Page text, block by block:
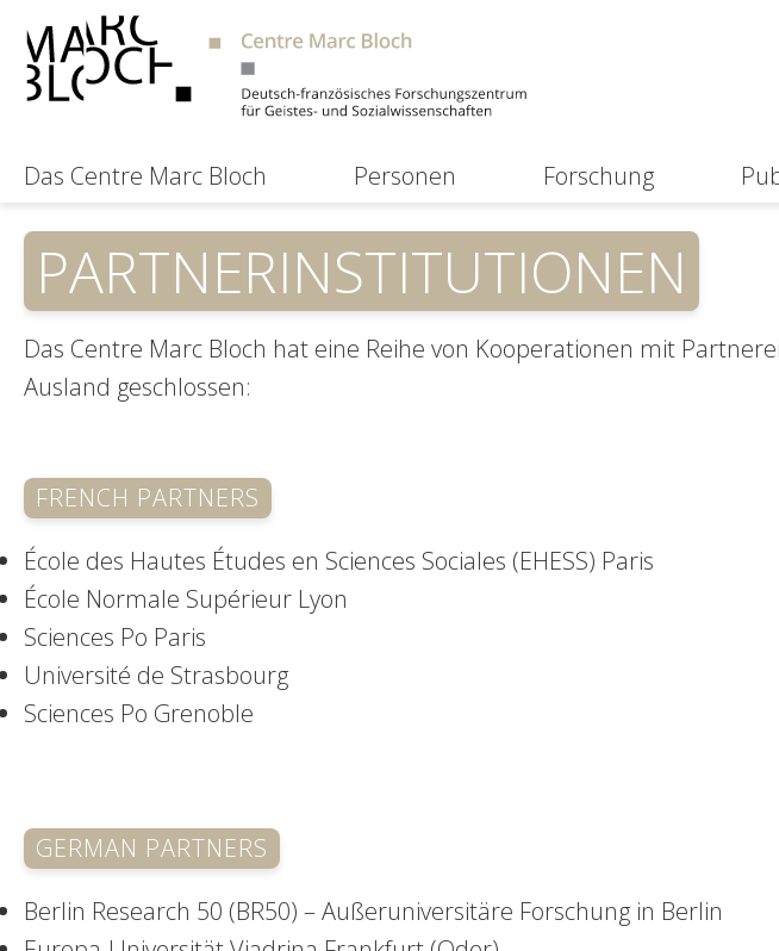
Das Centre Marc Bloch Personen Forschung
PARTNERINSTITUTIONEN
Das Centre Marc Bloch hat eine Reihe von Kooperationen mit
Ausland geschlossen:
FRENCH PARTNERS
École des Hautes Études en Sciences Sociales (EHESS) Paris
École Normale Supérieur Lyon
Sciences Po Paris
Université de Strasbourg
Sciences Po Grenoble
GERMAN PARTNERS
Berlin Research 50 (BR50) – Außeruniversitäre Forschung in Berlin